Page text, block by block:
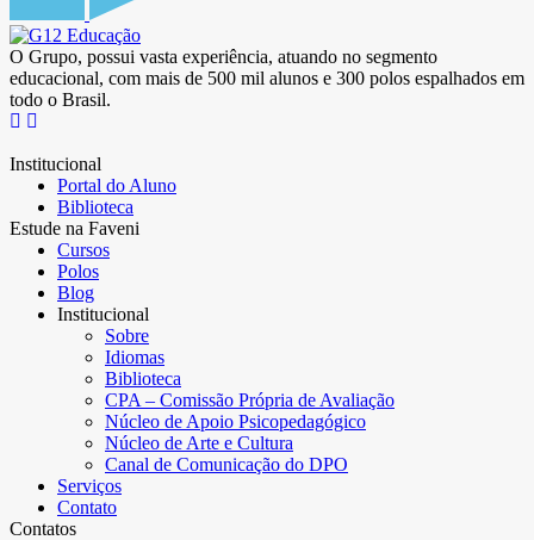
O Grupo, possui vasta experiência, atuando no segmento
educacional, com mais de 500 mil alunos e 300 polos espalhados em
todo o Brasil.
Institucional
Portal do Aluno
Biblioteca
Estude na Faveni
Cursos
Polos
Blog
Institucional
Sobre
Idiomas
Biblioteca
CPA – Comissão Própria de Avaliação
Núcleo de Apoio Psicopedagógico
Núcleo de Arte e Cultura
Canal de Comunicação do DPO
Serviços
Contato
Contatos